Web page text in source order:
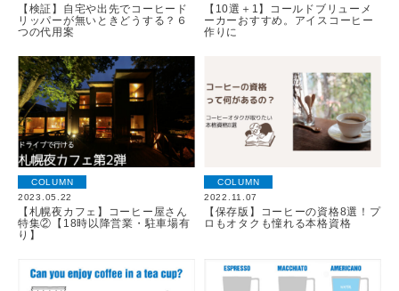
【検証】自宅や出先でコーヒード
リッパーが無いときどうする？６
つの代用案
【10選＋1】コールドブリューメ
ーカーおすすめ。アイスコーヒー
作りに
COLUMN
2023.05.22
【札幌夜カフェ】コーヒー屋さん
特集②【18時以降営業・駐車場有
り】
COLUMN
2022.11.07
【保存版】コーヒーの資格8選！プ
ロもオタクも憧れる本格資格